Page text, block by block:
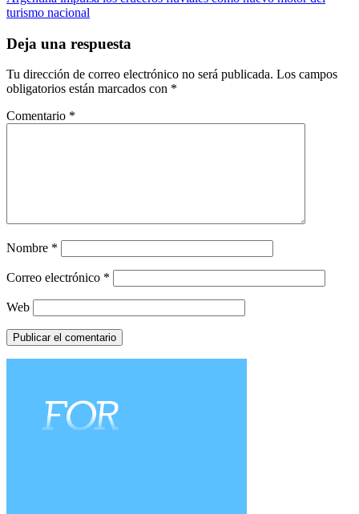
entradas
turismo nacional
Deja una respuesta
Tu dirección de correo electrónico no será publicada. Los campos
obligatorios están marcados con *
Comentario *
Nombre *
Correo electrónico *
Web